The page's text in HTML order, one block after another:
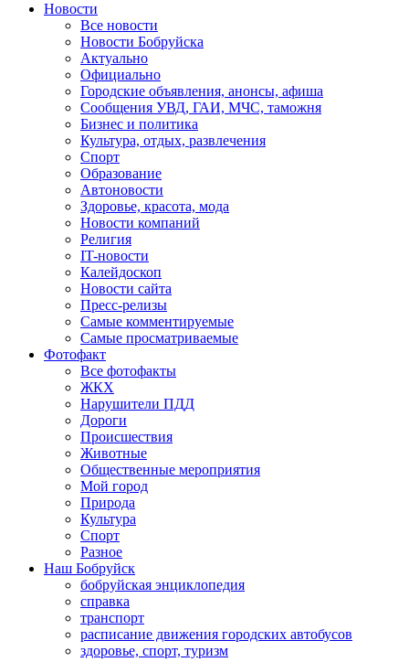
Новости
Все новости
Новости Бобруйска
Актуально
Официально
Городские объявления, анонсы, афиша
Сообщения УВД, ГАИ, МЧС, таможня
Бизнес и политика
Культура, отдых, развлечения
Спорт
Образование
Автоновости
Здоровье, красота, мода
Новости компаний
Религия
IT-новости
Калейдоскоп
Новости сайта
Пресс-релизы
Самые комментируемые
Самые просматриваемые
Фотофакт
Все фотофакты
ЖКХ
Нарушители ПДД
Дороги
Происшествия
Животные
Общественные мероприятия
Мой город
Природа
Культура
Спорт
Разное
Наш Бобруйск
бобруйская энциклопедия
справка
транспорт
расписание движения городских автобусов
здоровье, спорт, туризм